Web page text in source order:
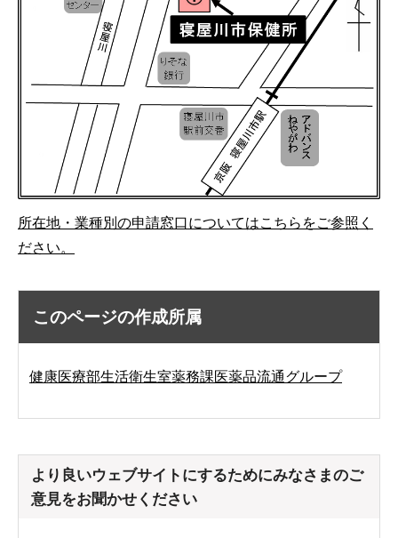
所在地・業種別の申請窓口についてはこちらをご参照く
ださい。
このページの作成所属
健康医療部生活衛生室薬務課医薬品流通グループ
より良いウェブサイトにするためにみなさまのご
意見をお聞かせください